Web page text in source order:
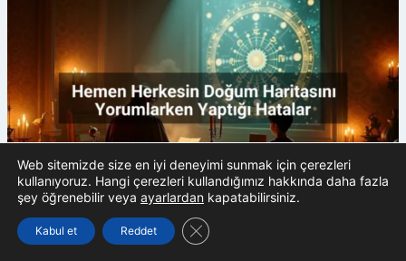
Blog
Web sitemizde size en iyi deneyimi sunmak için çerezleri
kullanıyoruz. Hangi çerezleri kullandığımız hakkında daha fazla
şey öğrenebilir veya ayarlardan kapatabilirsiniz.
Kabul et Reddet GDPR çerez şeridini kapat